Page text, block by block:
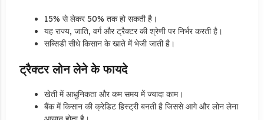
15% से लेकर 50% तक हो सकती है।
यह राज्य, जाति, वर्ग और ट्रैक्टर की श्रेणी पर निर्भर करती है।
सब्सिडी सीधे किसान के खाते में भेजी जाती है।
ट्रैक्टर लोन लेने के फायदे
खेती में आधुनिकता और कम समय में ज्यादा काम।
बैंक में किसान की क्रेडिट हिस्ट्री बनती है जिससे आगे और लोन लेना